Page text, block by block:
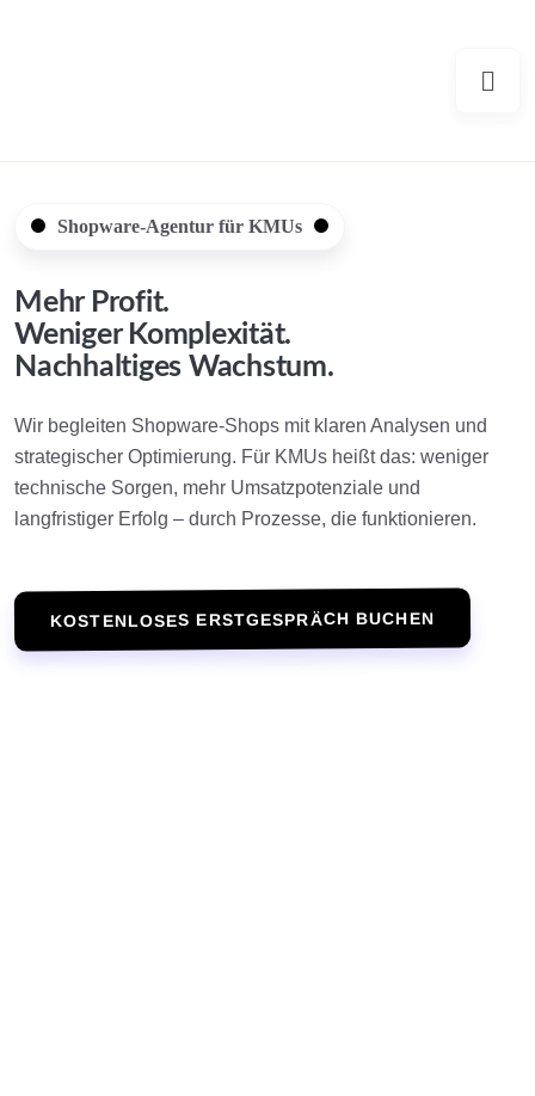
Shopware-Agentur für KMUs
Mehr Profit.
Weniger Komplexität.
Nachhaltiges Wachstum.
Wir begleiten Shopware-Shops mit klaren Analysen und
strategischer Optimierung. Für KMUs heißt das: weniger
technische Sorgen, mehr Umsatzpotenziale und
langfristiger Erfolg – durch Prozesse, die funktionieren.
KOSTENLOSES ERSTGESPRÄCH BUCHEN